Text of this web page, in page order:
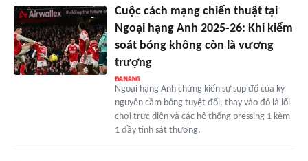
Cuộc cách mạng chiến thuật tại
Ngoại hạng Anh 2025-26: Khi kiểm
soát bóng không còn là vương
trượng
Ngoại hạng Anh chứng kiến sự sụp đổ của kỷ
nguyên cầm bóng tuyệt đối, thay vào đó là lối
chơi trực diện và các hệ thống pressing 1 kèm
1 đầy tính sát thương.